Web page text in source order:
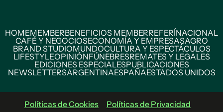
HOMEMEMBERBENEFICIOS MEMBERREFERÍNACIONAL
CAFÉ Y NEGOCIOSECONOMÍA Y EMPRESASAGRO
BRAND STUDIOMUNDOCULTURA Y ESPECTÁCULOS
LIFESTYLEOPINIÓNFÚNEBRESREMATES Y LEGALES
EDICIONES ESPECIALESPUBLICACIONES
NEWSLETTERSARGENTINAESPAÑAESTADOS UNIDOS
Políticas de Cookies Políticas de Privacidad